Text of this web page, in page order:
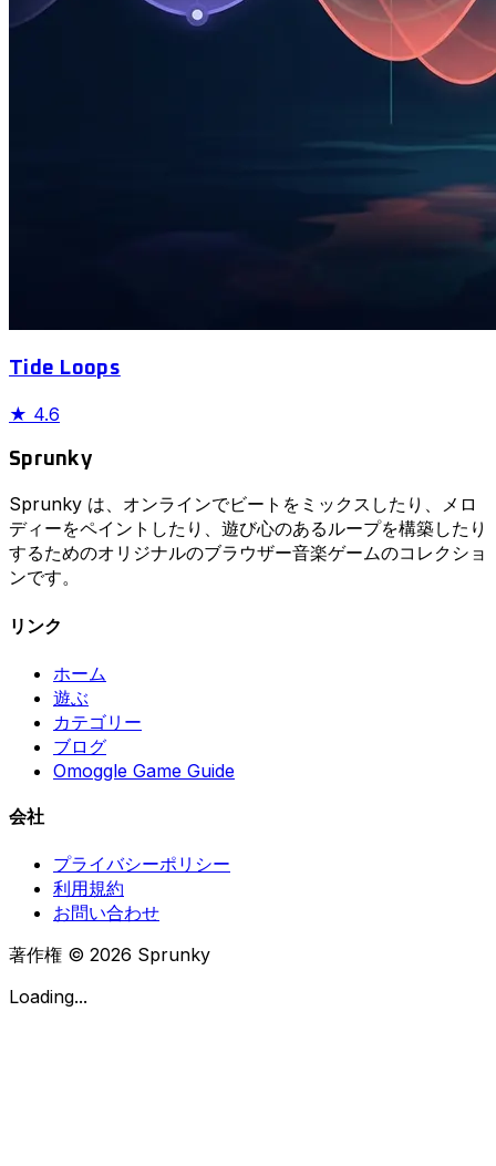
Tide Loops
★ 4.6
Sprunky
Sprunky は、オンラインでビートをミックスしたり、メロ
ディーをペイントしたり、遊び心のあるループを構築したり
するためのオリジナルのブラウザー音楽ゲームのコレクショ
ンです。
リンク
ホーム
遊ぶ
カテゴリー
ブログ
Omoggle Game Guide
会社
プライバシーポリシー
利用規約
お問い合わせ
著作権 © 2026 Sprunky
Loading...